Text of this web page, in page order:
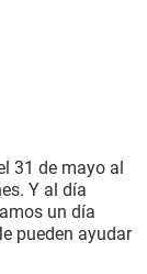
31 de mayo al
Y al día
un día
pueden ayudar